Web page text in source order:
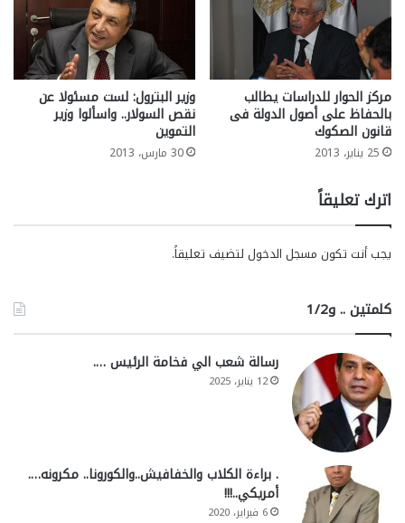
مركز الحوار للدراسات يطالب
بالحفاظ على أصول الدولة فى
قانون الصكوك
25 يناير، 2013
وزير البترول: لست مسئولا عن
نقص السولار.. واسألوا وزير
التموين
30 مارس، 2013
اترك تعليقاً
يجب أنت تكون مسجل الدخول لتضيف تعليقاً.
كلمتين .. و1/2
رسالة شعب الي فخامة الرئيس ….
12 يناير، 2025
. براءة الكلاب والخفافيش..والكورونا.. مكرونه….
أمريكي..!!!
6 فبراير، 2020